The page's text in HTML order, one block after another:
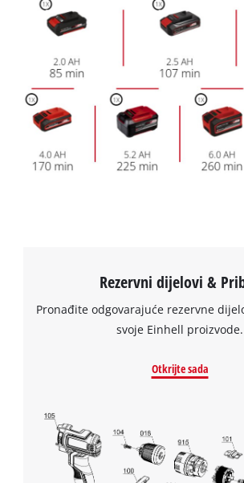
Rezervni dijelovi &
Pronađite odgovarajuće rezervne
svoje Einhell proizvode.
Otkrijte sada